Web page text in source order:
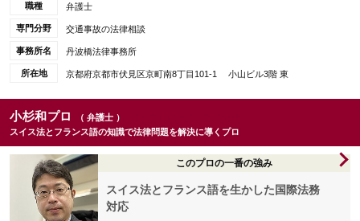
職種 弁護士
専門分野 交通事故の法律相談
事務所名 丹波橋法律事務所
所在地 京都府京都市伏見区京町南8丁目101-1 小山ビル3階 東
小杉和プロ
（ 弁護士 ）
スイス法とフランス語の知識で法律問題を解決に導くプロ
このプロの一番の強み
スイス法とフランス語を生かした国際法務
対応